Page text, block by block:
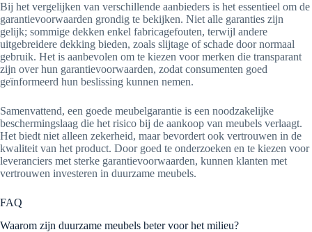
Bij het vergelijken van verschillende aanbieders is het essentieel om de
garantievoorwaarden grondig te bekijken. Niet alle garanties zijn
gelijk; sommige dekken enkel fabricagefouten, terwijl andere
uitgebreidere dekking bieden, zoals slijtage of schade door normaal
gebruik. Het is aanbevolen om te kiezen voor merken die transparant
zijn over hun garantievoorwaarden, zodat consumenten goed
geïnformeerd hun beslissing kunnen nemen.
Samenvattend, een goede meubelgarantie is een noodzakelijke
beschermingslaag die het risico bij de aankoop van meubels verlaagt.
Het biedt niet alleen zekerheid, maar bevordert ook vertrouwen in de
kwaliteit van het product. Door goed te onderzoeken en te kiezen voor
leveranciers met sterke garantievoorwaarden, kunnen klanten met
vertrouwen investeren in duurzame meubels.
FAQ
Waarom zijn duurzame meubels beter voor het milieu?